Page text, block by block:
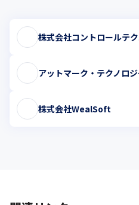
株式会社コントロールテ
アットマーク・テクノロ
株式会社WealSoft